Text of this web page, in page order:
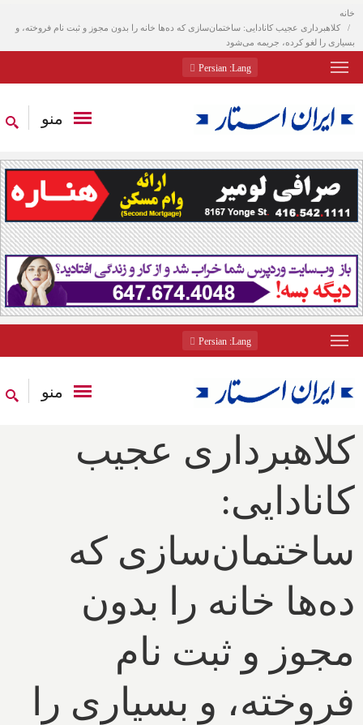
خانه
کلاهبرداری عجیب کانادایی: ساختمان‌سازی که ده‌ها خانه را بدون مجوز و ثبت نام فروخته، و
بسیاری را لغو کرده، جریمه می‌شود
Lang
: Persian
منو
Lang
: Persian
منو
کلاهبرداری عجیب
کانادایی:
ساختمان‌سازی که
ده‌ها خانه را بدون
مجوز و ثبت نام
فروخته، و بسیاری را